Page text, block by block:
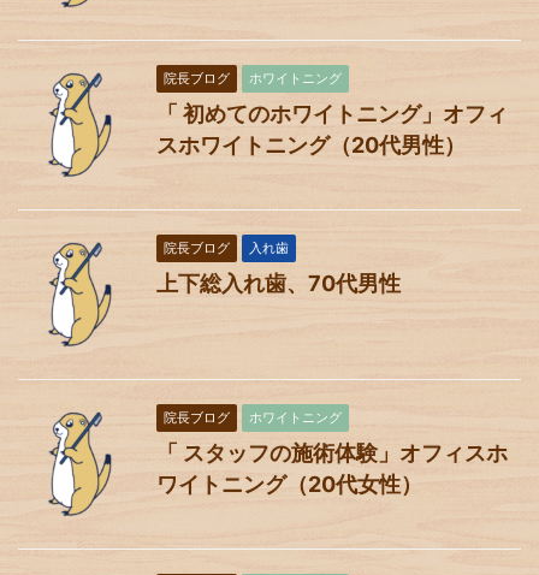
院長ブログ ホワイトニング
「 初めてのホワイトニング」オフィ
スホワイトニング（20代男性）
院長ブログ 入れ歯
上下総入れ歯、70代男性
院長ブログ ホワイトニング
「 スタッフの施術体験」オフィスホ
ワイトニング（20代女性）